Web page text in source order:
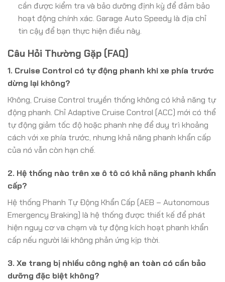
cần được kiểm tra và bảo dưỡng định kỳ để đảm bảo
hoạt động chính xác. Garage Auto Speedy là địa chỉ
tin cậy để bạn thực hiện điều này.
Câu Hỏi Thường Gặp (FAQ)
1. Cruise Control có tự động phanh khi xe phía trước
dừng lại không?
Không, Cruise Control truyền thống không có khả năng tự
động phanh. Chỉ Adaptive Cruise Control (ACC) mới có thể
tự động giảm tốc độ hoặc phanh nhẹ để duy trì khoảng
cách với xe phía trước, nhưng khả năng phanh khẩn cấp
của nó vẫn còn hạn chế.
2. Hệ thống nào trên xe ô tô có khả năng phanh khẩn
cấp?
Hệ thống Phanh Tự Động Khẩn Cấp (AEB – Autonomous
Emergency Braking) là hệ thống được thiết kế để phát
hiện nguy cơ va chạm và tự động kích hoạt phanh khẩn
cấp nếu người lái không phản ứng kịp thời.
3. Xe trang bị nhiều công nghệ an toàn có cần bảo
dưỡng đặc biệt không?